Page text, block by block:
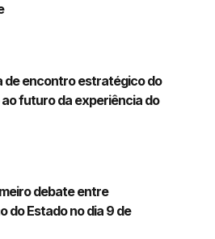
de encontro estratégico do
futuro da experiência do
debate entre
do Estado no dia 9 de